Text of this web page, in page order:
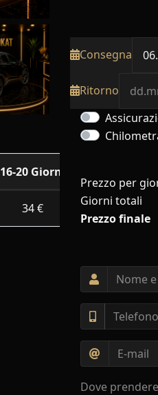
16-20 Giorni
34 € 32 €
Consegna
Ritorno
Prezzo per
Giorni totali
Prezzo finale
Dove